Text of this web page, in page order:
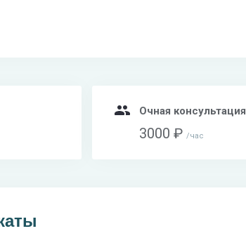
Очная консультация
3000 ₽ час